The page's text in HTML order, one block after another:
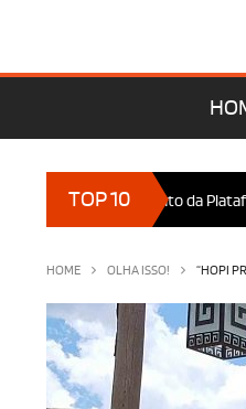
TOP 10
no Lançamento da Plataforma
HOME OLHA ISSO! “HOPI